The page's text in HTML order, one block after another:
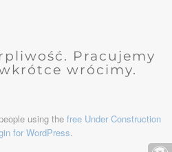
Pracujemy
wrócimy.
using the free Under Construction
for WordPress.